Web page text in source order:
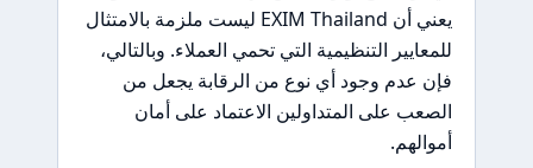
يعني أن EXIM Thailand ليست ملزمة بالامتثال
للمعايير التنظيمية التي تحمي العملاء. وبالتالي،
فإن عدم وجود أي نوع من الرقابة يجعل من
الصعب على المتداولين الاعتماد على أمان
أموالهم.